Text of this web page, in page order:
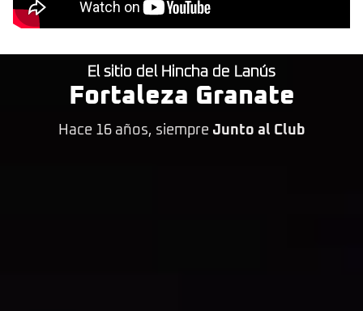
El sitio del Hincha de Lanús
Fortaleza Granate
Hace 16 años, siempre Junto al Club